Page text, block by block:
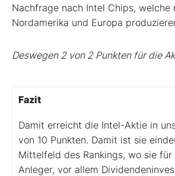
Nachfrage nach Intel Chips, welche
Nordamerika und Europa
Deswegen 2 von 2 Punkten für die
Fazit
Damit erreicht die Intel-Aktie in
von 10 Punkten. Damit ist sie
Mittelfeld des Rankings, wo sie für
Anleger, vor allem